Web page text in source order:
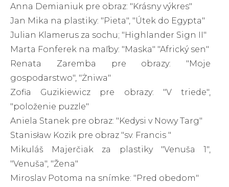
Anna Demianiuk pre obraz: "Krásny výkres"
Jan Mika na plastiky: "Pieta", "Útek do Egypta"
Julian Klamerus za sochu; "Highlander Sign II"
Marta Fonferek na maľby: "Maska" "Africký sen"
Renata Zaremba pre obrazy: "Moje
gospodarstwo", "Żniwa"
Zofia Guzikiewicz pre obrazy: "V triede",
"položenie puzzle"
Aniela Stanek pre obraz: "Kedysi v Nowy Targ"
Stanisław Kozik pre obraz "sv. Francis "
Mikuláš Majerčiak za plastiky "Venuša 1",
"Venuša", "Žena"
Miroslav Potoma na snímke: "Pred obedom"